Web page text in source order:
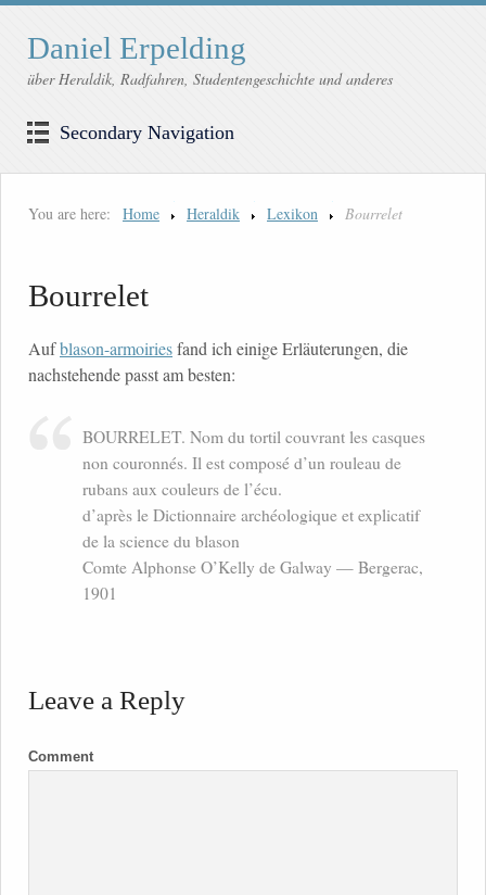
Daniel Erpelding
über Heraldik, Radfahren, Studentengeschichte und anderes
Secondary Navigation
You are here: Home Heraldik Lexikon Bourrelet
Bourrelet
Aufblason-armoiriesfand ich einige Erläuterungen, die
nachstehende passt am besten:
BOURRELET. Nom du tortil couvrant les casques
non couronnés. Il est composé d’un rouleau de
rubans aux couleurs de l’écu.
d’après le Dictionnaire archéologique et explicatif
de la science du blason
Comte Alphonse O’Kelly de Galway — Bergerac,
1901
Leave a Reply
Comment